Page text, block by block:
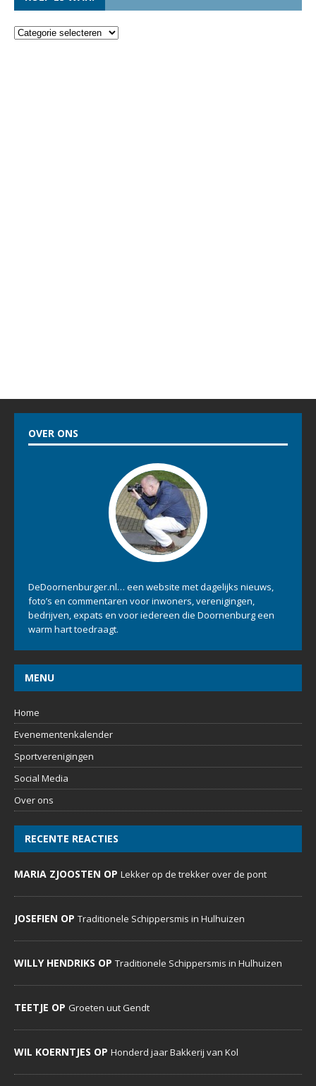
OVER ONS
DeDoornenburger.nl… een website met dagelijks nieuws,
foto’s en commentaren voor inwoners, verenigingen,
bedrijven, expats en voor iedereen die Doornenburg een
warm hart toedraagt.
MENU
Home
Evenementenkalender
Sportverenigingen
Social Media
Over ons
RECENTE REACTIES
MARIA ZJOOSTEN OP Lekker op de trekker over de pont
JOSEFIEN OP Traditionele Schippersmis in Hulhuizen
WILLY HENDRIKS OP Traditionele Schippersmis in Hulhuizen
TEETJE OP Groeten uut Gendt
WIL KOERNTJES OP Honderd jaar Bakkerij van Kol